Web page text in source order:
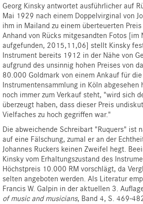
Georg Kinsky antwortet ausführlicher auf
Mai 1929 nach einem Doppelvirginal von
ihm in Mailand zu einem überteuerten
Anhand von Rücks mitgesandten Fotos [im
aufgefunden, 2015,11,06] stellt Kinsky
Instrument bereits 1912 in der Nähe von
aufgrund des unsinnig hohen Preises von
80.000 Goldmark von einem Ankauf für die
Instrumentensammlung in Köln
noch immer zum Verkauf steht, "wird sich
überzeugt haben, dass dieser Preis
Vielfaches zu hoch gegriffen war."
Die abweichende Schreibart "Ruquers" ist
auf eine Fälschung, zumal er an der
Johannes Ruckers keinen Zweifel hegt.
Kinsky vom Erhaltungszustand des
Höchstpreis 10.000 RM vorschlägt, da
selten angeboten werden. Als Literatur
Francis W. Galpin in der aktuellen 3.
of music and musicians, Band 4, S. 469-